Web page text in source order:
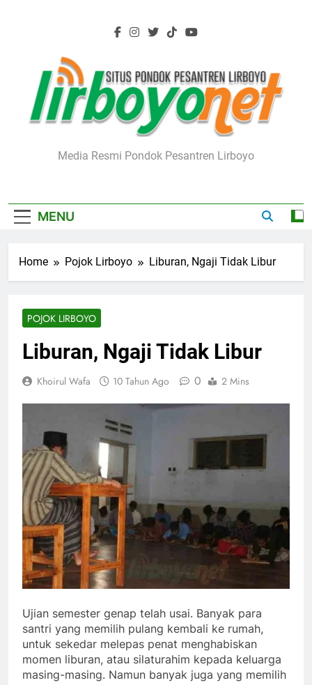
Lirboyo.net
Media Resmi Pondok Pesantren Lirboyo
MENU
Home Pojok Lirboyo Liburan, Ngaji Tidak Libur
POJOK LIRBOYO
Liburan, Ngaji Tidak Libur
Khoirul Wafa 10 Tahun Ago 0 2 Mins
Ujian semester genap telah usai. Banyak para
santri yang memilih pulang kembali ke rumah,
untuk sekedar melepas penat menghabiskan
momen liburan, atau silaturahim kepada keluarga
masing-masing. Namun banyak juga yang memilih